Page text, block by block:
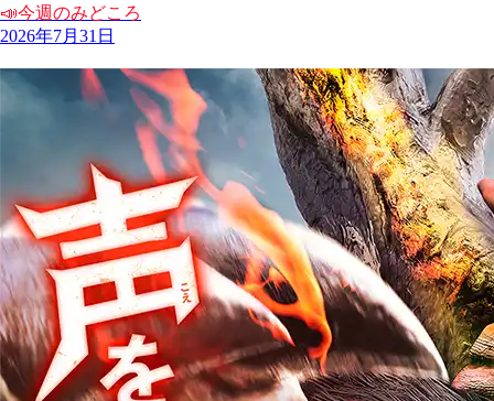
📣今週のみどころ
2026年7月31日